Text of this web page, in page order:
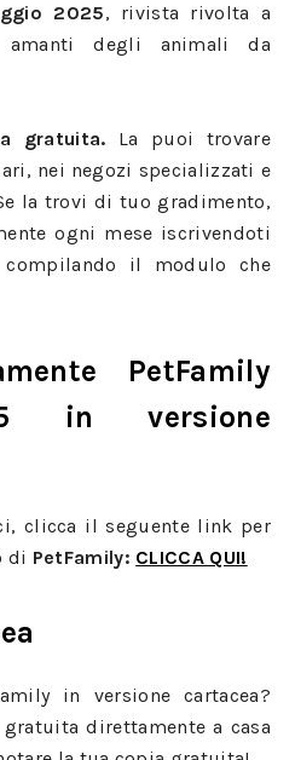
2025, rivista rivolta a
degli animali da
gratuita. La puoi trovare
nei negozi specializzati e
la trovi di tuo gradimento,
ogni mese iscrivendoti
compilando il modulo che
PetFamily
in versione
clicca il seguente link per
di PetFamily: CLICCA QUI!
in versione cartacea?
direttamente a casa